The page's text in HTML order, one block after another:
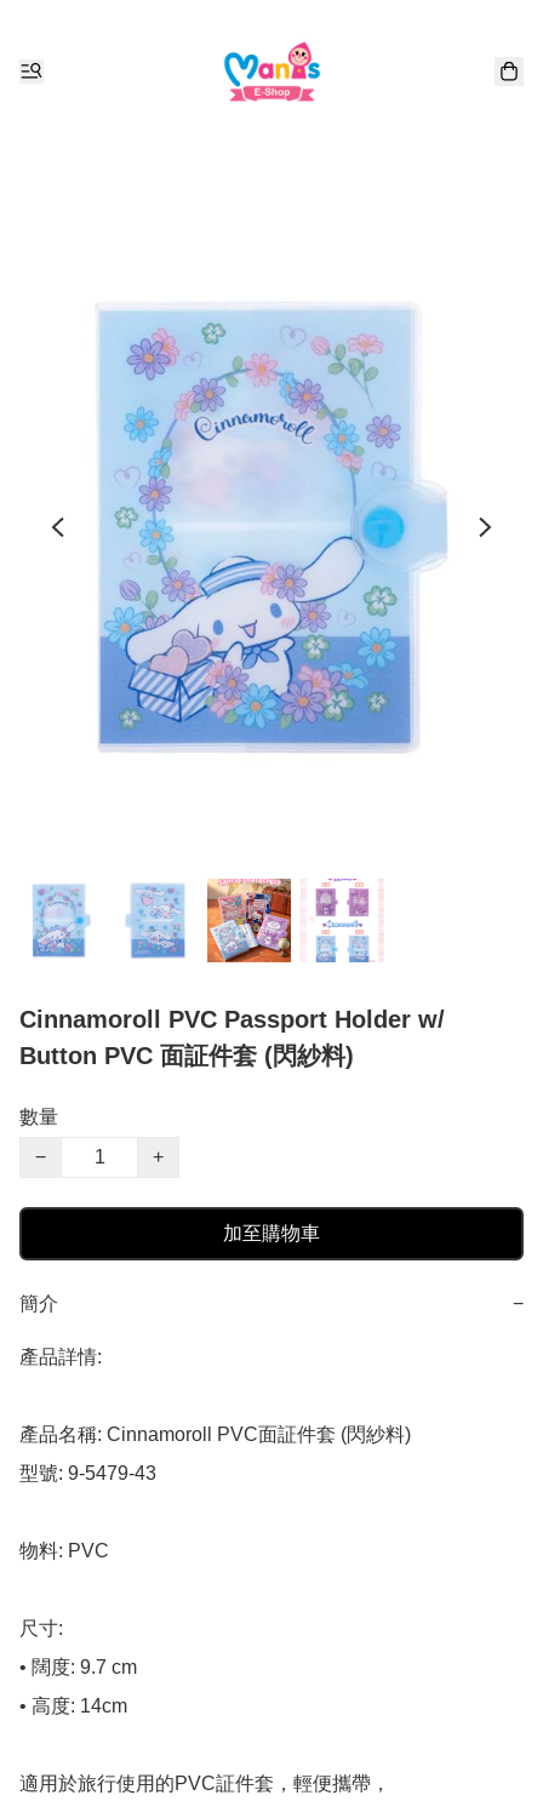
Cinnamoroll PVC Passport Holder w/
Button PVC 面証件套 (閃紗料)
數量
−
+
加至購物車
簡介 −
產品詳情:
產品名稱: Cinnamoroll PVC面証件套 (閃紗料)
型號: 9-5479-43
物料: PVC
尺寸:
• 闊度: 9.7 cm
• 高度: 14cm
適用於旅行使用的PVC証件套，輕便攜帶，